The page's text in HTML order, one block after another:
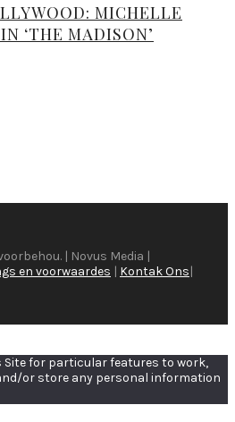
MICHELLE
‘THE MADISON’
| Novus Media |
en voorwaardes | Kontak Ons|
Site for particular features to work,
or store any personal information